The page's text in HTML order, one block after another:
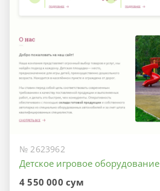
№ 2623962
Детское игровое оборудование
4 550 000 сум